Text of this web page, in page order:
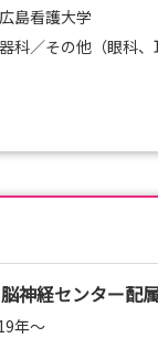
島看護大学
科／その他（眼科
神経センター配
年〜